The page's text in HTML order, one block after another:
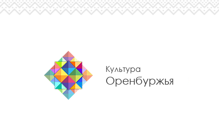
Культура
Оренбуржья